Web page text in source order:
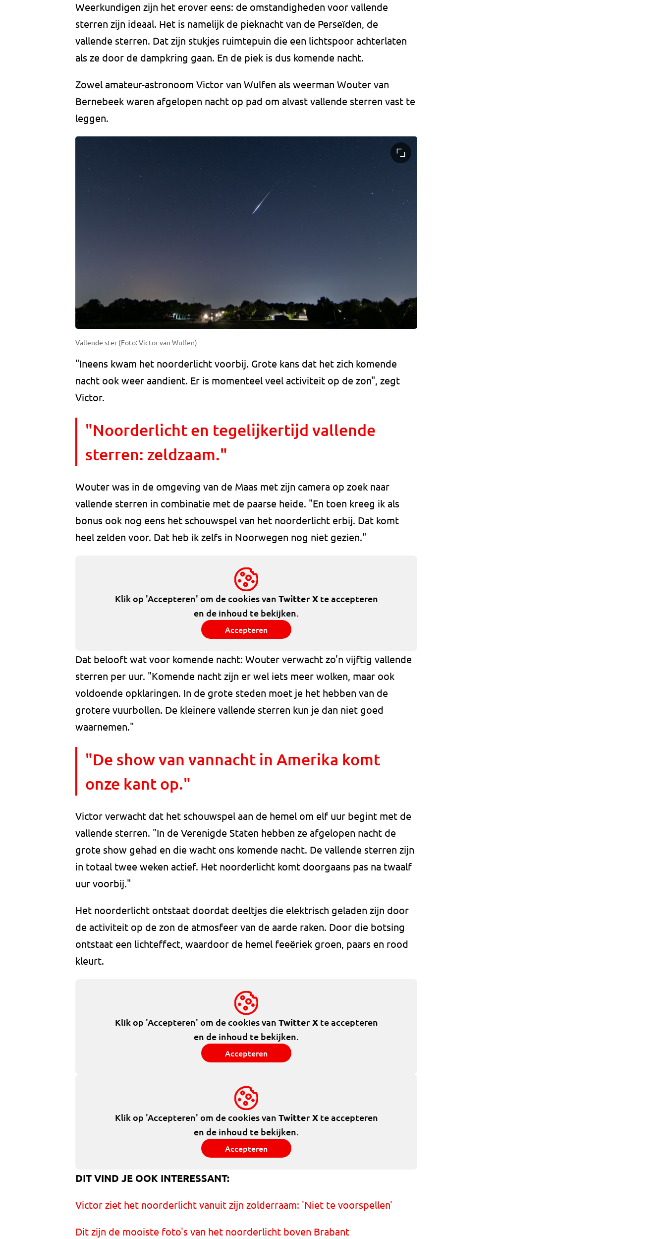
Weerkundigen zijn het erover eens: de omstandigheden voor vallende
sterren zijn ideaal. Het is namelijk de pieknacht van de Perseïden, de
vallende sterren. Dat zijn stukjes ruimtepuin die een lichtspoor achterlaten
als ze door de dampkring gaan. En de piek is dus komende nacht.
Zowel amateur-astronoom Victor van Wulfen als weerman Wouter van
Bernebeek waren afgelopen nacht op pad om alvast vallende sterren vast te
leggen.
Vallende ster (Foto: Victor van Wulfen)
"Ineens kwam het noorderlicht voorbij. Grote kans dat het zich komende
nacht ook weer aandient. Er is momenteel veel activiteit op de zon", zegt
Victor.
"Noorderlicht en tegelijkertijd vallende
sterren: zeldzaam."
Wouter was in de omgeving van de Maas met zijn camera op zoek naar
vallende sterren in combinatie met de paarse heide. "En toen kreeg ik als
bonus ook nog eens het schouwspel van het noorderlicht erbij. Dat komt
heel zelden voor. Dat heb ik zelfs in Noorwegen nog niet gezien."
Klik op 'Accepteren' om de cookies van Twitter Xte accepteren
en de inhoud te bekijken.
Accepteren
Dat belooft wat voor komende nacht: Wouter verwacht zo'n vijftig vallende
sterren per uur. "Komende nacht zijn er wel iets meer wolken, maar ook
voldoende opklaringen. In de grote steden moet je het hebben van de
grotere vuurbollen. De kleinere vallende sterren kun je dan niet goed
waarnemen."
"De show van vannacht in Amerika komt
onze kant op."
Victor verwacht dat het schouwspel aan de hemel om elf uur begint met de
vallende sterren. "In de Verenigde Staten hebben ze afgelopen nacht de
grote show gehad en die wacht ons komende nacht. De vallende sterren zijn
in totaal twee weken actief. Het noorderlicht komt doorgaans pas na twaalf
uur voorbij."
Het noorderlicht ontstaat doordat deeltjes die elektrisch geladen zijn door
de activiteit op de zon de atmosfeer van de aarde raken. Door die botsing
ontstaat een lichteffect, waardoor de hemel feeëriek groen, paars en rood
kleurt.
Klik op 'Accepteren' om de cookies van Twitter Xte accepteren
en de inhoud te bekijken.
Accepteren
Klik op 'Accepteren' om de cookies van Twitter Xte accepteren
en de inhoud te bekijken.
Accepteren
DIT VIND JE OOK INTERESSANT:
Victor ziet het noorderlicht vanuit zijn zolderraam: 'Niet te voorspellen'
Dit zijn de mooiste foto's van het noorderlicht boven Brabant